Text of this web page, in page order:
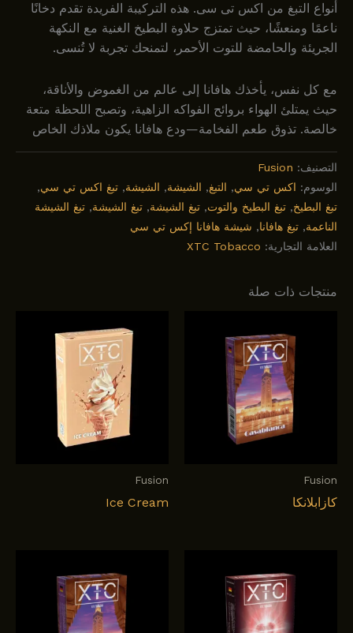
أنواع التبغ من اکس تی سی. هذه التركيبة الفريدة تقدم دخانًا
ناعمًا ومنعشًا، حيث تمتزج حلاوة البطيخ الغنية مع النكهة
الجريئة والحامضة للتوت الأحمر، لتمنحك تجربة لا تُنسى.
مع كل نفس، يأخذك هافانا إلى عالم من الغموض والأناقة،
حيث يمتلئ الهواء بروائح الفواكه الزاهية، وتصبح اللحظة متعة
خالصة. تذوق طعم الفخامة—ودع هافانا يكون ملاذك الخاص
التصنيف:Fusion
الوسوم:اکس تي سي,التبغ,الشيشة,الشيشة,تبغ اکس تي سي,
تبغ البطيخ,تبغ البطيخ والتوت,تبغ الشيشة,تبغ الشيشة,تبغ الشيشة
الناعمة,تبغ هافانا,شيشة هافانا إكس تي سي
العلامة التجارية:XTC Tobacco
منتجات ذات صلة
Fusion
كازابلانكا
Fusion
Ice Cream